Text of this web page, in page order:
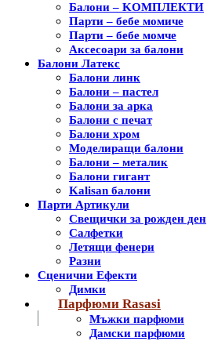
Балони – KОМПЛЕКТИ
Парти – бебе момиче
Парти – бебе момче
Аксесоари за балони
Балони Латекс
Балони линк
Балони – пастел
Балони за арка
Балони с печат
Балони хром
Моделиращи балони
Балони – металик
Балони гигант
Kalisan балони
Парти Артикули
Свещички за рожден ден
Салфетки
Летящи фенери
Разни
Сценични Ефекти
Димки
Парфюми Rasasi
Мъжки парфюми
Дамски парфюми